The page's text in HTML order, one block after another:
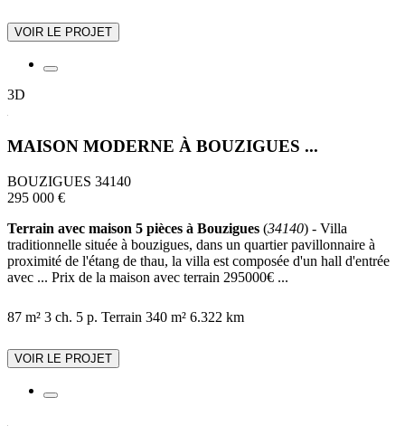
VOIR LE PROJET
3D
MAISON MODERNE À BOUZIGUES ...
BOUZIGUES 34140
295 000 €
Terrain avec maison 5 pièces à Bouzigues (34140) - Villa
traditionnelle située à bouzigues, dans un quartier pavillonnaire à
proximité de l'étang de thau, la villa est composée d'un hall d'entrée
avec ... Prix de la maison avec terrain 295000€ ...
87 m² 3 ch. 5 p. Terrain 340 m² 6.322 km
VOIR LE PROJET